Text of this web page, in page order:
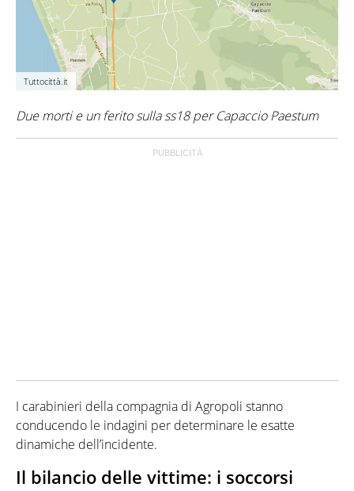
Tuttocittà.it
Due morti e un ferito sulla ss18 per Capaccio Paestum
I carabinieri della compagnia di Agropoli stanno
conducendo le indagini per determinare le esatte
dinamiche dell’incidente.
Il bilancio delle vittime: i soccorsi